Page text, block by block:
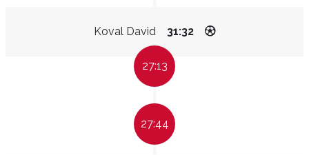
Koval David 31:32
27:13
27:44